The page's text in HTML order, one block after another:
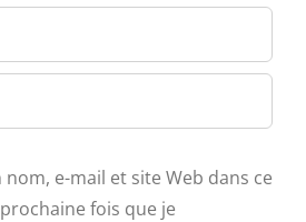
e-mail et site Web dans ce
fois que je